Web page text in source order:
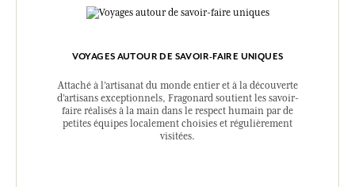
VOYAGES AUTOUR DE SAVOIR-FAIRE UNIQUES
Attaché à l’artisanat du monde entier et à la découverte
d’artisans exceptionnels, Fragonard soutient les savoir-
faire réalisés à la main dans le respect humain par de
petites équipes localement choisies et régulièrement
visitées.